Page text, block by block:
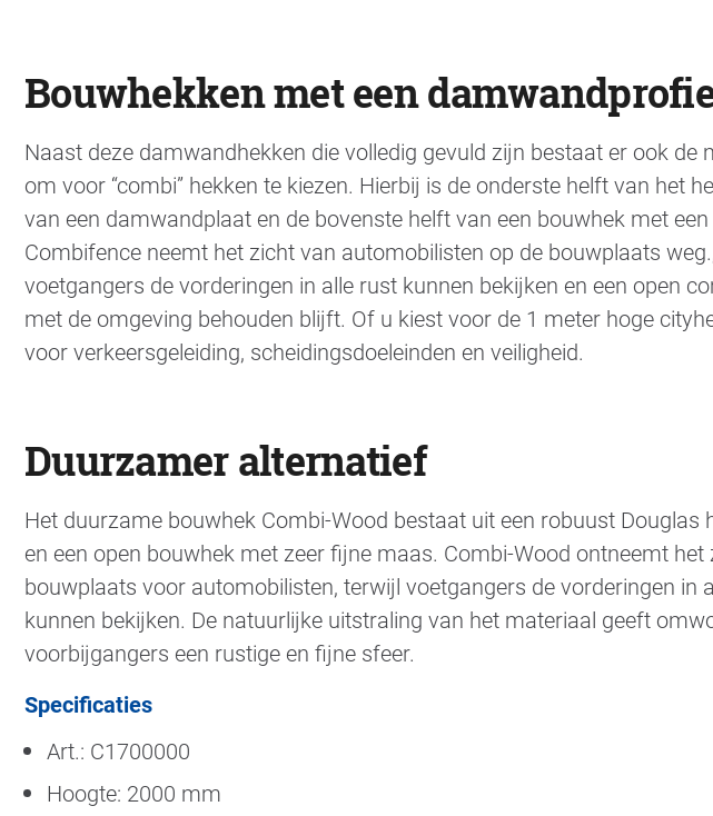
Bouwhekken met een
Naast deze damwandhekken die volledig gevuld zijn bestaat er ook de
om voor “combi” hekken te kiezen. Hierbij is de onderste helft van het
van een damwandplaat en de bovenste helft van een bouwhek met
Combifence neemt het zicht van automobilisten op de bouwplaats
voetgangers de vorderingen in alle rust kunnen bekijken en een open
met de omgeving behouden blijft. Of u kiest voor de 1 meter hoge
voor verkeersgeleiding, scheidingsdoeleinden en veiligheid.
Duurzamer alternatief
Het duurzame bouwhek Combi-Wood bestaat uit een robuust Douglas
en een open bouwhek met zeer fijne maas. Combi-Wood ontneemt het
bouwplaats voor automobilisten, terwijl voetgangers de vorderingen in
kunnen bekijken. De natuurlijke uitstraling van het materiaal geeft
voorbijgangers een rustige en fijne sfeer.
Specificaties
Art.: C1700000
Hoogte: 2000 mm